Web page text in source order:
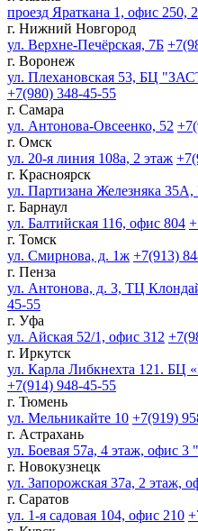
проезд Яраткана 1, офис 250,
г. Нижний Новгород
ул. Верхне-Печёрская, 7Б
г. Воронеж
ул. Плехановская 53, БЦ
+7(980) 348-45-55
г. Самара
ул. Антонова-Овсеенко, 52
г. Омск
ул. 20-я линия 108а, 2 этаж
г. Красноярск
ул. Партизана Железняка
г. Барнаул
ул. Балтийская 116, офис 804
г. Томск
ул. Смирнова, д. 1ж +7(913)
г. Пенза
ул. Антонова, д. 3, ТЦ
45-55
г. Уфа
ул. Айская 52/1, офис 312
г. Иркутск
ул. Карла Либкнехта 121. БЦ
+7(914) 948-45-55
г. Тюмень
ул. Мельникайте 10 +7(919)
г. Астрахань
ул. Боевая 57а, 4 этаж, офис 3
г. Новокузнецк
ул. Запорожская 37а, 2 этаж,
г. Саратов
ул. 1-я садовая 104, офис 210